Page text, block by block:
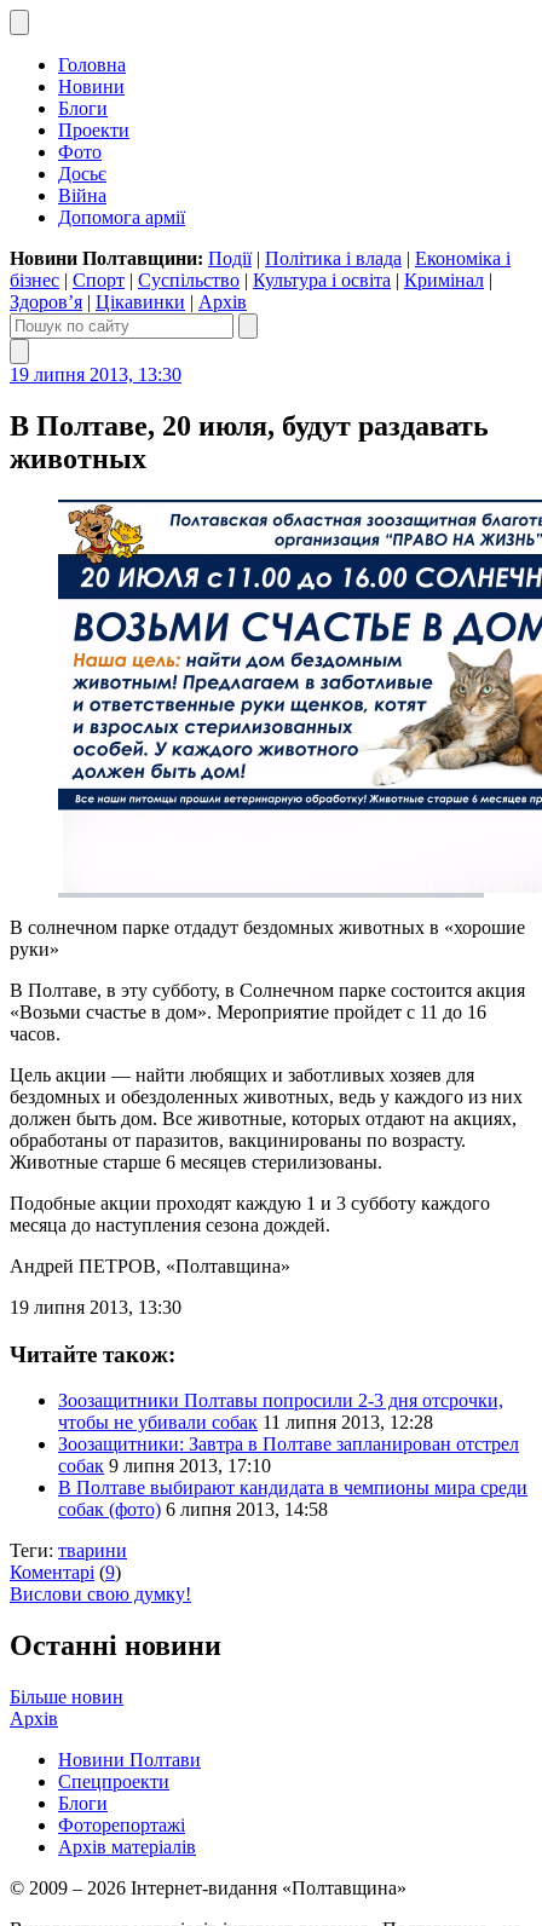
Головна
Новини
Блоги
Проекти
Фото
Досьє
Війна
Допомога армії
Новини Полтавщини: Події| Політика і влада | Економіка і
бізнес | Спорт | Суспільство | Культура і освіта | Кримінал |
Здоров’я | Цікавинки | Архів
19 липня 2013, 13:30
В Полтаве, 20 июля, будут раздавать
животных
В солнечном парке отдадут бездомных животных в «хорошие
руки»
В Полтаве, в эту субботу, в Солнечном парке состоится акция
«Возьми счастье в дом». Мероприятие пройдет с 11 до 16
часов.
Цель акции — найти любящих и заботливых хозяев для
бездомных и обездоленных животных, ведь у каждого из них
должен быть дом. Все животные, которых отдают на акциях,
обработаны от паразитов, вакцинированы по возрасту.
Животные старше 6 месяцев стерилизованы.
Подобные акции проходят каждую 1 и 3 субботу каждого
месяца до наступления сезона дождей.
Андрей ПЕТРОВ, «Полтавщина»
19 липня 2013, 13:30
Читайте також:
Зоозащитники Полтавы попросили 2-3 дня отсрочки,
чтобы не убивали собак 11 липня 2013, 12:28
Зоозащитники: Завтра в Полтаве запланирован отстрел
собак 9 липня 2013, 17:10
В Полтаве выбирают кандидата в чемпионы мира среди
собак (фото) 6 липня 2013, 14:58
Теги: тварини
Коментарі (9)
Вислови свою думку!
Останні новини
Більше новин
Архів
Новини Полтави
Спецпроекти
Блоги
Фоторепортажі
Архів матеріалів
© 2009 – 2026 Інтернет-видання «Полтавщина»